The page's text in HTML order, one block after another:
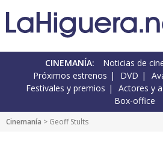
CINEMANÍA: Noticias de
Próximos estrenos
DVD
Festivales y premios
Actores y
Box-office
Cinemanía > Geoff Stults